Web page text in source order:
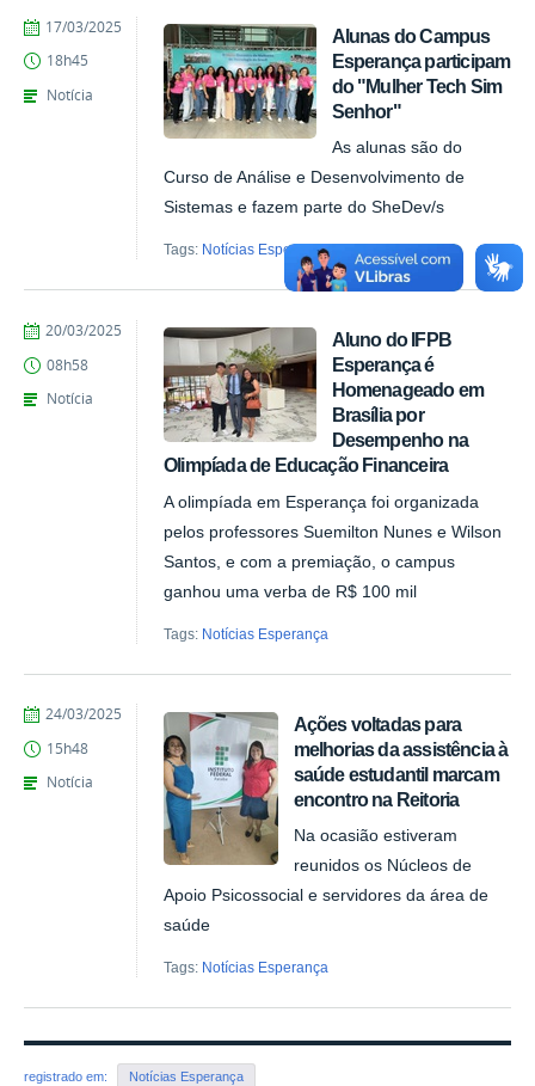
Alunas do Campus
Esperança participam
do "Mulher Tech Sim
Senhor"
As alunas são do
Curso de Análise e Desenvolvimento de
Sistemas e fazem parte do SheDev/s
Tags: Notícias Esperança
by
Published
17/03/2025
18h45
Notícia
Aluno do IFPB
Esperança é
Homenageado em
Brasília por
Desempenho na
Olimpíada de Educação Financeira
A olimpíada em Esperança foi organizada
pelos professores Suemilton Nunes e Wilson
Santos, e com a premiação, o campus
ganhou uma verba de R$ 100 mil
Tags: Notícias Esperança
by
Published
20/03/2025
08h58
Notícia
Ações voltadas para
melhorias da assistência à
saúde estudantil marcam
encontro na Reitoria
Na ocasião estiveram
reunidos os Núcleos de
Apoio Psicossocial e servidores da área de
saúde
Tags: Notícias Esperança
by
Published
24/03/2025
15h48
Notícia
registrado em: Notícias Esperança